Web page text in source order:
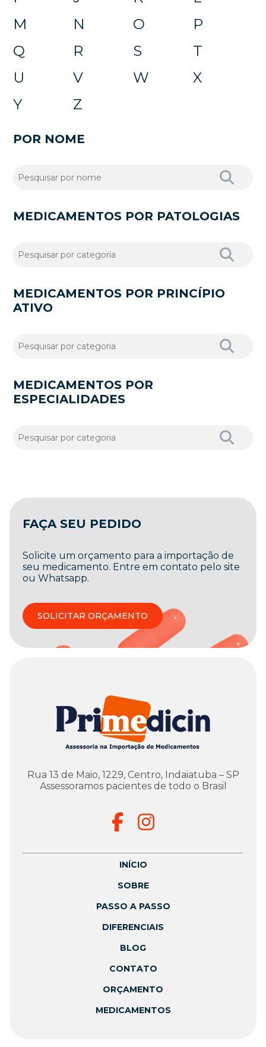
M
N O
P
Q
R S
T
U
V W
X
Y
Z
POR NOME
MEDICAMENTOS POR PATOLOGIAS
MEDICAMENTOS POR PRINCÍPIO
ATIVO
MEDICAMENTOS POR
ESPECIALIDADES
FAÇA SEU PEDIDO
Solicite um orçamento para a importação de
seu medicamento. Entre em contato pelo site
ou Whatsapp.
SOLICITAR ORÇAMENTO
Rua 13 de Maio, 1229, Centro, Indaiatuba – SP
Assessoramos pacientes de todo o Brasil
INÍCIO
SOBRE
PASSO A PASSO
DIFERENCIAIS
BLOG
CONTATO
ORÇAMENTO
MEDICAMENTOS